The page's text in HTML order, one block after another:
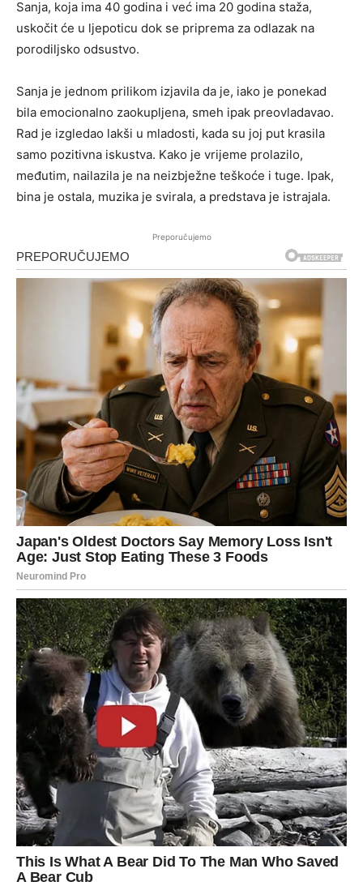
Sanja, koja ima 40 godina i već ima 20 godina staža,
uskočit će u ljepoticu dok se priprema za odlazak na
porodiljsko odsustvo.
Sanja je jednom prilikom izjavila da je, iako je ponekad
bila emocionalno zaokupljena, smeh ipak preovladavao.
Rad je izgledao lakši u mladosti, kada su joj put krasila
samo pozitivna iskustva. Kako je vrijeme prolazilo,
međutim, nailazila je na neizbježne teškoće i tuge. Ipak,
bina je ostala, muzika je svirala, a predstava je istrajala.
Preporučujemo